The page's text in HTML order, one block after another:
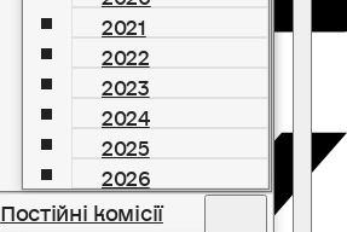
2021
2022
2023
2024
2025
2026
Постійні комісії